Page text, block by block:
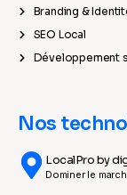
Branding &
SEO Local
Développement
Nos
LocalPro by
Dominer le